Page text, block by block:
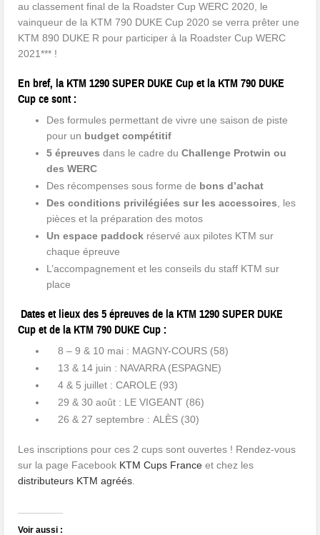
au classement final de la Roadster Cup WERC 2020, le
vainqueur de la KTM 790 DUKE Cup 2020 se verra prêter une
KTM 890 DUKE R pour participer à la Roadster Cup WERC
2021*** !
En bref, la KTM 1290 SUPER DUKE Cup et la KTM 790 DUKE
Cup ce sont :
Des formules permettant de vivre une saison de piste
pour un budget compétitif
5 épreuves dans le cadre duChallenge Protwin ou
des WERC
Des récompenses sous forme de bons d’achat
Des conditions privilégiées sur les accessoires , les
pièces et la préparation des motos
Un espace paddock réservé aux pilotes KTM sur
chaque épreuve
L’accompagnement et les conseils du staff KTM sur
place
Dates et lieux des 5 épreuves de la KTM 1290 SUPER DUKE
Cup et de la KTM 790 DUKE Cup :
8 – 9 & 10 mai : MAGNY-COURS (58)
13 & 14 juin : NAVARRA (ESPAGNE)
4 & 5 juillet : CAROLE (93)
29 & 30 août : LE VIGEANT (86)
26 & 27 septembre : ALÈS (30)
Les inscriptions pour ces 2 cups sont ouvertes ! Rendez-vous
sur la page Facebook KTM Cups France et chez les
distributeurs KTM agréés
Voir aussi :